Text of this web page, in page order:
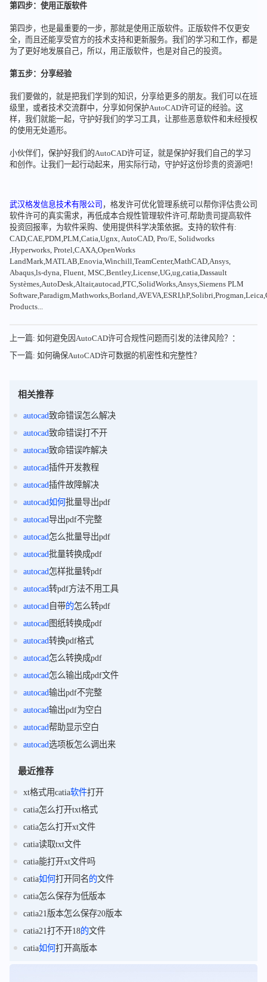
第四步：使用正版软件
第四步，也是最重要的一步，那就是使用正版软件。正版软件不仅更安
全，而且还能享受官方的技术支持和更新服务。我们的学习和工作，都是
为了更好地发展自己，所以，用正版软件，也是对自己的投资。
第五步：分享经验
我们要做的，就是把我们学到的知识，分享给更多的朋友。我们可以在班
级里，或者技术交流群中，分享如何保护AutoCAD许可证的经验。这
样，我们就能一起，守护好我们的学习工具，让那些恶意软件和未经授权
的使用无处遁形。
小伙伴们，保护好我们的AutoCAD许可证，就是保护好我们自己的学习
和创作。让我们一起行动起来，用实际行动，守护好这份珍贵的资源吧！
武汉格发信息技术有限公司 ，格发许可优化管理系统可以帮你评估贵公司
软件许可的真实需求，再低成本合规性管理软件许可,帮助贵司提高软件
投资回报率，为软件采购、使用提供科学决策依据。支持的软件有:
CAD,CAE,PDM,PLM,Catia,Ugnx, AutoCAD, Pro/E, Solidworks
,Hyperworks, Protel,CAXA,OpenWorks
LandMark,MATLAB,Enovia,Winchill,TeamCenter,MathCAD,Ansys,
Abaqus,ls-dyna, Fluent, MSC,Bentley,License,UG,ug,catia,Dassault
Systèmes,AutoDesk,Altair,autocad,PTC,SolidWorks,Ansys,Siemens PLM
Products...
上一篇: 如何避免因AutoCAD许可合规性问题而引发的法律风险？：
下一篇: 如何确保AutoCAD许可数据的机密性和完整性？
相关推荐
autocad致命错误怎么解决
autocad致命错误打不开
autocad致命错误咋解决
autocad插件开发教程
autocad插件故障解决
autocad如何批量导出pdf
autocad导出pdf不完整
autocad怎么批量导出pdf
autocad批量转换成pdf
autocad怎样批量转pdf
autocad转pdf方法不用工具
autocad 自带的怎么转pdf
autocad图纸转换成pdf
autocad转换pdf格式
autocad怎么转换成pdf
autocad怎么输出成pdf文件
autocad输出pdf不完整
autocad输出pdf为空白
autocad帮助显示空白
autocad选项板怎么调出来
最近推荐
xt格式用catia软件打开
catia怎么打开txt格式
catia怎么打开xt文件
catia读取txt文件
catia能打开xt文件吗
catia如何打开同名的文件
catia怎么保存为低版本
catia21版本怎么保存20版本
catia21打不开18的文件
catia如何打开高版本